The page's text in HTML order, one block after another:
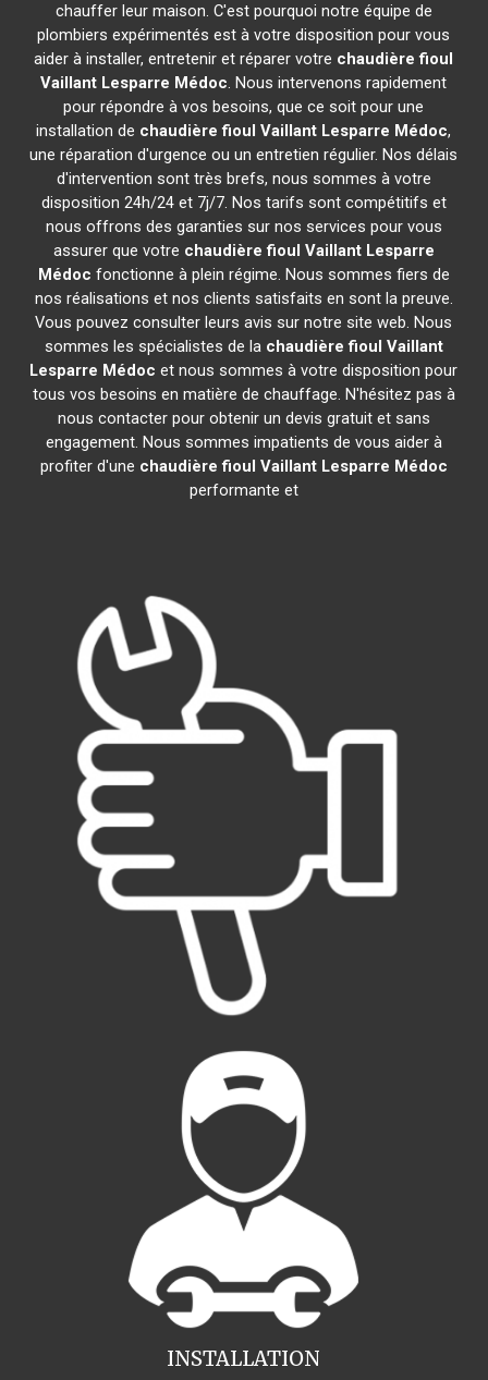
chauffer leur maison. C'est pourquoi notre équipe de
plombiers expérimentés est à votre disposition pour vous
aider à installer, entretenir et réparer votre chaudière fioul
Vaillant Lesparre Médoc. Nous intervenons rapidement
pour répondre à vos besoins, que ce soit pour une
installation de chaudière fioul Vaillant Lesparre Médoc,
une réparation d'urgence ou un entretien régulier. Nos délais
d'intervention sont très brefs, nous sommes à votre
disposition 24h/24 et 7j/7. Nos tarifs sont compétitifs et
nous offrons des garanties sur nos services pour vous
assurer que votre chaudière fioul Vaillant Lesparre
Médoc fonctionne à plein régime. Nous sommes fiers de
nos réalisations et nos clients satisfaits en sont la preuve.
Vous pouvez consulter leurs avis sur notre site web. Nous
sommes les spécialistes de la chaudière fioul Vaillant
Lesparre Médoc et nous sommes à votre disposition pour
tous vos besoins en matière de chauffage. N'hésitez pas à
nous contacter pour obtenir un devis gratuit et sans
engagement. Nous sommes impatients de vous aider à
profiter d'une chaudière fioul Vaillant Lesparre Médoc
performante et
INSTALLATION